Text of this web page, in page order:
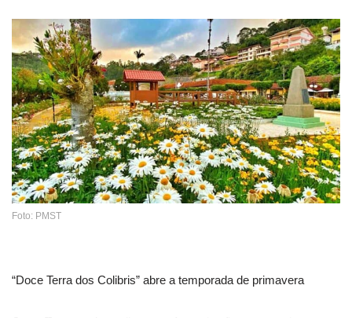
Foto: PMST
“Doce Terra dos Colibris” abre a temporada de primavera